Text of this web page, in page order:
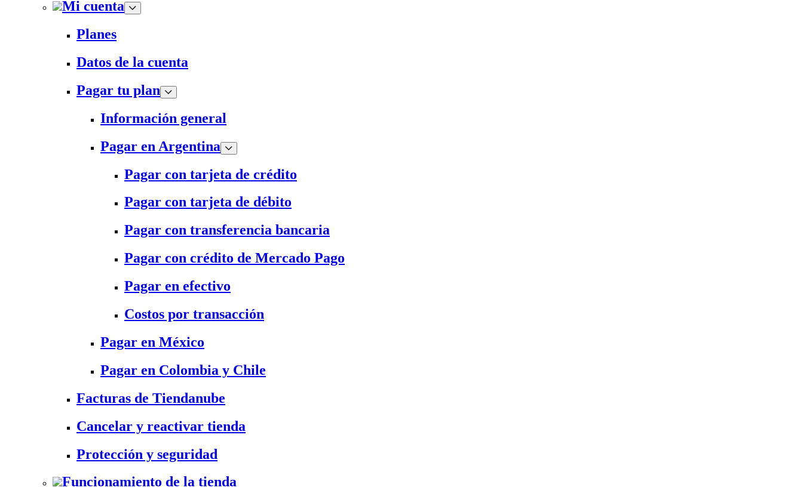
Mi cuenta
Planes
Datos de la cuenta
Pagar tu plan
Información general
Pagar en Argentina
Pagar con tarjeta de crédito
Pagar con tarjeta de débito
Pagar con transferencia bancaria
Pagar con crédito de Mercado Pago
Pagar en efectivo
Costos por transacción
Pagar en México
Pagar en Colombia y Chile
Facturas de Tiendanube
Cancelar y reactivar tienda
Protección y seguridad
Funcionamiento de la tienda